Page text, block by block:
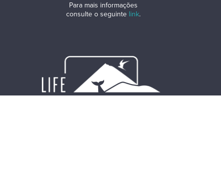
Para mais informações
consulte o seguinte link.